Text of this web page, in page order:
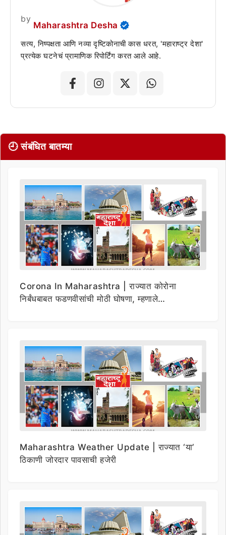
by
Maharashtra Desha
सत्य, निष्पक्षता आणि नव्या दृष्टिकोनाची कास धरत, 'महाराष्ट्र देशा'
प्रत्येक घटनेचं प्रामाणिक रिपोर्टिंग करत आले आहे.
🕘 संबंधित बातम्या
Corona In Maharashtra | राज्यात कोरोना
निर्बंधबाबत फडणवीसांची मोठी घोषणा, म्हणाले…
Maharashtra Weather Update | राज्यात ‘या’
ठिकाणी जोरदार पावसाची हजेरी